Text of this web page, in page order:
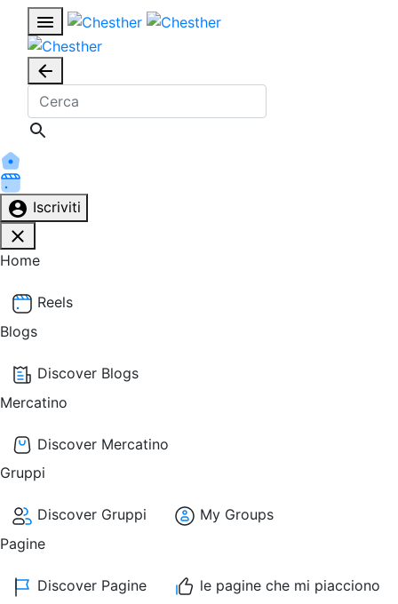
Iscriviti
Home
Reels
Blogs
Discover Blogs
Mercatino
Discover Mercatino
Gruppi
Discover Gruppi
My Groups
Pagine
Discover Pagine
le pagine che mi piacciono